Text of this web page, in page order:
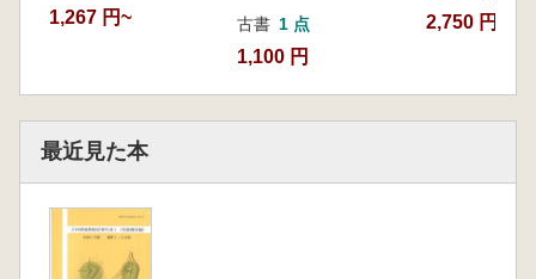
1,267 円~ 古書 1 点
1,100 円
2,750 円
最近見た本